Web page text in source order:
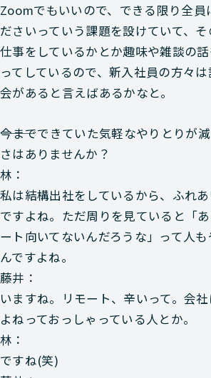
Zoomでもいいので、できる限り全員
ださいっていう課題を設けていて、
仕事をしているかとか趣味や雑談の
ってしているので、新入社員の方々
会があると言えばあるかなと。
―――今までできていた気軽なやりとりが
さはありませんか？
林：
私は結構出社をしているから、ふれ
ですよね。ただ周りを見ていると「
ート向いてないんだろうな」って人
んですよね。
藤井：
いますね。リモート、辛いって。会
よねっておっしゃっている人とか。
林：
ですね(笑)